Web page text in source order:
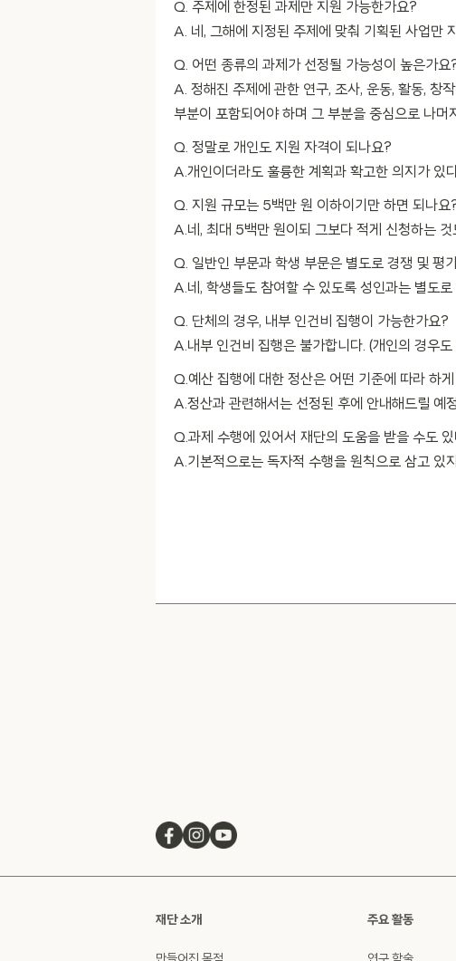
Q. 주제에 한정된 과제만 지원 가능한가요?
A. 네, 그해에 지정된 주제에 맞춰 기획된 사업만
Q. 어떤 종류의 과제가 선정될 가능성이 높은가요
A. 정해진 주제에 관한 연구, 조사, 운동, 활동,
부분이 포함되어야 하며 그 부분을 중심으로 나
Q. 정말로 개인도 지원 자격이 되나요?
A.개인이더라도 훌륭한 계획과 확고한 의지가 있
Q. 지원 규모는 5백만 원 이하이기만 하면 되나요
A.네, 최대 5백만 원이되 그보다 적게 신청하는 것
Q. 일반인 부문과 학생 부문은 별도로 경쟁 및 평
A.네, 학생들도 참여할 수 있도록 성인과는 별도로
Q. 단체의 경우, 내부 인건비 집행이 가능한가요?
A.내부 인건비 집행은 불가합니다. (개인의 경우
Q.예산 집행에 대한 정산은 어떤 기준에 따라 하
A.정산과 관련해서는 선정된 후에 안내해드릴 예
Q.과제 수행에 있어서 재단의 도움을 받을 수도
A.기본적으로는 독자적 수행을 원칙으로 삼고 있
재단 소개 주요 활동